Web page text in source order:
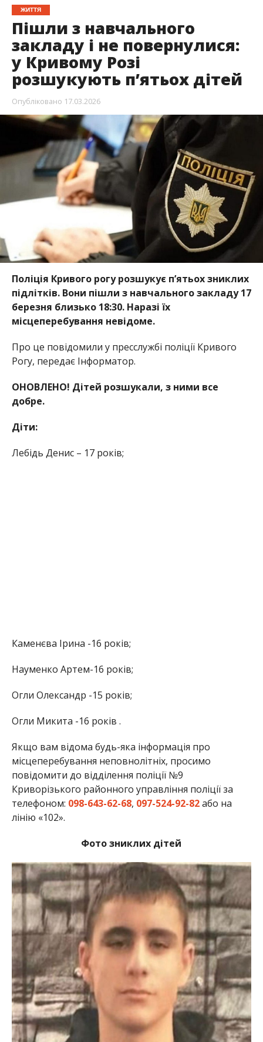
ЖИТТЯ
Пішли з навчального
закладу і не повернулися:
у Кривому Розі
розшукують пʼятьох дітей
Опубліковано 17.03.2026
Поліція Кривого рогу розшукує пʼятьох зниклих
підлітків. Вони пішли з навчального закладу 17
березня близько 18:30. Наразі їх
місцеперебування невідоме.
Про це повідомили у пресслужбі поліції Кривого
Рогу, передає Інформатор.
ОНОВЛЕНО! Дітей розшукали, з ними все
добре.
Діти:
Лебідь Денис – 17 років;
Каменєва Ірина -16 років;
Науменко Артем-16 років;
Огли Олександр -15 років;
Огли Микита -16 років .
Якщо вам відома будь-яка інформація про
місцеперебування неповнолітніх, просимо
повідомити до відділення поліції №9
Криворізького районного управління поліції за
телефоном: 098-643-62-68, 097-524-92-82або на
лінію «102».
Фото зниклих дітей